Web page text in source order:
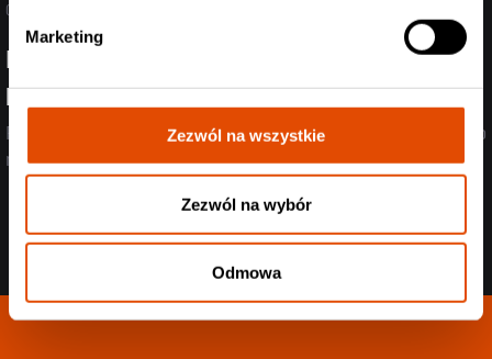
Marketing
Zezwól na wszystkie
Zezwól na wybór
Odmowa
05.08.2026
Poznaliśmy support Spineshank i Hed PE! Przed
headlinerami wystąpią Mü
Post-rock, przebojowe refreny i death metal w jednym? Dla nich to
nie problem!